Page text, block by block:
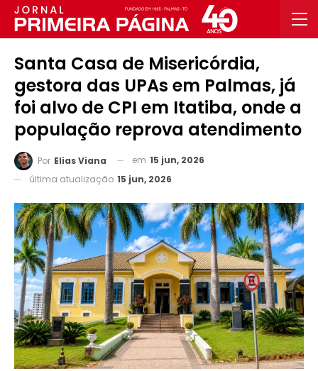
Santa Casa de Misericórdia,
gestora das UPAs em Palmas, já
foi alvo de CPI em Itatiba, onde a
população reprova atendimento
Por Elias Viana em 15 jun, 2026
última atualização 15 jun, 2026